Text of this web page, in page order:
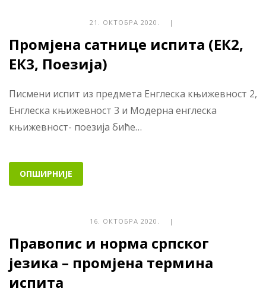
21. ОКТОБРА 2020. |
Промјена сатнице испита (ЕК2,
ЕК3, Поезија)
Писмени испит из предмета Енглеска књижевност 2,
Енглеска књижевност 3 и Модерна енглеска
књижевност- поезија биће…
ОПШИРНИЈЕ
16. ОКТОБРА 2020. |
Правопис и норма српског
језика – промјена термина
испита